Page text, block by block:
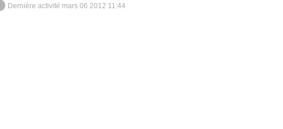
Dernière activité mars 06 2012 11:44